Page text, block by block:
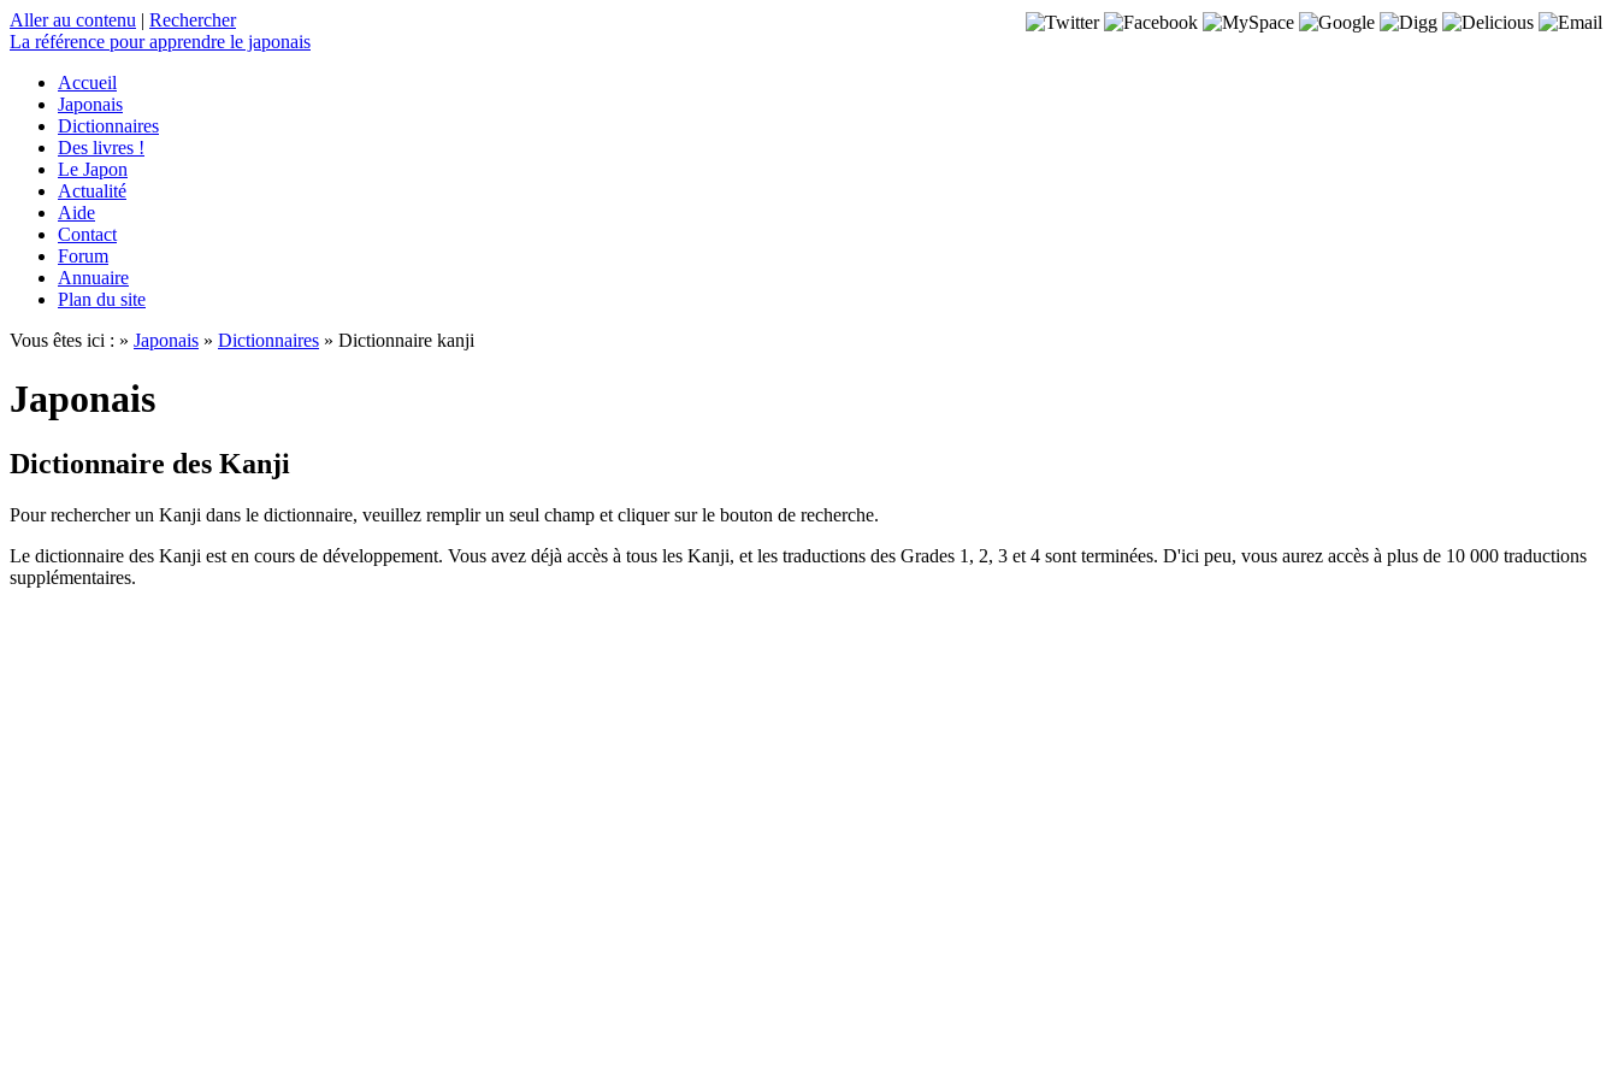
Aller au contenu | Rechercher
La référence pour apprendre le japonais
Accueil
Japonais
Dictionnaires
Des livres !
Le Japon
Actualité
Aide
Contact
Forum
Annuaire
Plan du site
Vous êtes ici : » Japonais » Dictionnaires » Dictionnaire kanji
Japonais
Dictionnaire des Kanji
Pour rechercher un Kanji dans le dictionnaire, veuillez remplir un seul champ et cliquer sur le bouton de recherche.
Le dictionnaire des Kanji est en cours de développement. Vous avez déjà accès à tous les Kanji, et les traductions des Grades 1, 2, 3 et 4 sont terminées. D'ici peu, vous aurez accès à plus de 10 000 traductions
supplémentaires.